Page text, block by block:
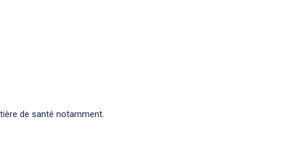
de santé notamment.